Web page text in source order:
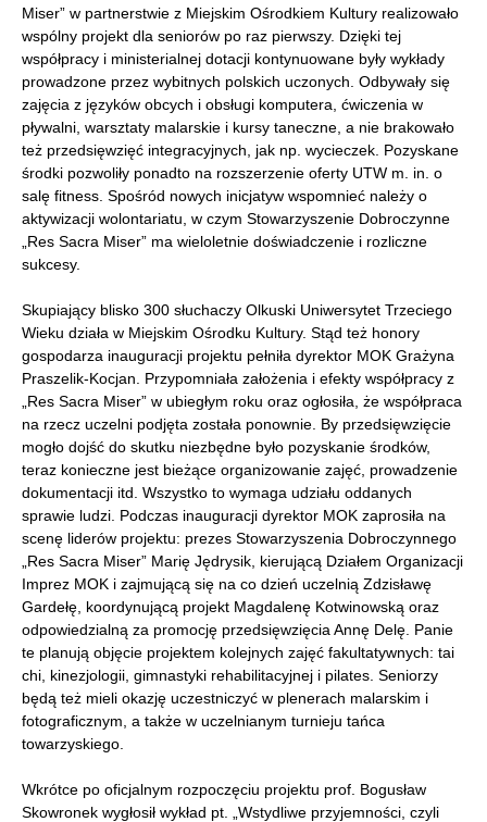
Miser” w partnerstwie z Miejskim Ośrodkiem Kultury realizowało
wspólny projekt dla seniorów po raz pierwszy. Dzięki tej
współpracy i ministerialnej dotacji kontynuowane były wykłady
prowadzone przez wybitnych polskich uczonych. Odbywały się
zajęcia z języków obcych i obsługi komputera, ćwiczenia w
pływalni, warsztaty malarskie i kursy taneczne, a nie brakowało
też przedsięwzięć integracyjnych, jak np. wycieczek. Pozyskane
środki pozwoliły ponadto na rozszerzenie oferty UTW m. in. o
salę fitness. Spośród nowych inicjatyw wspomnieć należy o
aktywizacji wolontariatu, w czym Stowarzyszenie Dobroczynne
„Res Sacra Miser” ma wieloletnie doświadczenie i rozliczne
sukcesy.
Skupiający blisko 300 słuchaczy Olkuski Uniwersytet Trzeciego
Wieku działa w Miejskim Ośrodku Kultury. Stąd też honory
gospodarza inauguracji projektu pełniła dyrektor MOK Grażyna
Praszelik-Kocjan. Przypomniała założenia i efekty współpracy z
„Res Sacra Miser” w ubiegłym roku oraz ogłosiła, że współpraca
na rzecz uczelni podjęta została ponownie. By przedsięwzięcie
mogło dojść do skutku niezbędne było pozyskanie środków,
teraz konieczne jest bieżące organizowanie zajęć, prowadzenie
dokumentacji itd. Wszystko to wymaga udziału oddanych
sprawie ludzi. Podczas inauguracji dyrektor MOK zaprosiła na
scenę liderów projektu: prezes Stowarzyszenia Dobroczynnego
„Res Sacra Miser” Marię Jędrysik, kierującą Działem Organizacji
Imprez MOK i zajmującą się na co dzień uczelnią Zdzisławę
Gardełę, koordynującą projekt Magdalenę Kotwinowską oraz
odpowiedzialną za promocję przedsięwzięcia Annę Delę. Panie
te planują objęcie projektem kolejnych zajęć fakultatywnych: tai
chi, kinezjologii, gimnastyki rehabilitacyjnej i pilates. Seniorzy
będą też mieli okazję uczestniczyć w plenerach malarskim i
fotograficznym, a także w uczelnianym turnieju tańca
towarzyskiego.
Wkrótce po oficjalnym rozpoczęciu projektu prof. Bogusław
Skowronek wygłosił wykład pt. „Wstydliwe przyjemności, czyli